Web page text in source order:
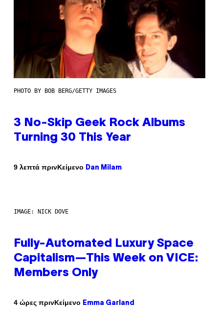
PHOTO BY BOB BERG/GETTY IMAGES
3 No-Skip Geek Rock Albums
Turning 30 This Year
9 λεπτά πρινΚείμενο Dan Milam
IMAGE: NICK DOVE
Fully-Automated Luxury Space
Capitalism—This Week on VICE:
Members Only
4 ώρες πρινΚείμενο Emma Garland